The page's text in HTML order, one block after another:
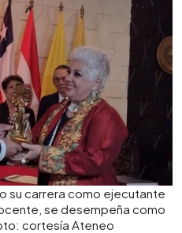
su carrera como ejecutante
se desempeña como
cortesía Ateneo